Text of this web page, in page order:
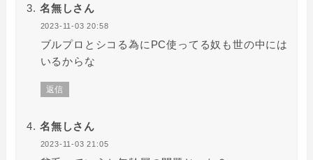
名無しさん
2023-11-03 20:58
ブルプロとシコる為にPC使ってる奴も世の中には
いるからな
返信
名無しさん
2023-11-03 21:05